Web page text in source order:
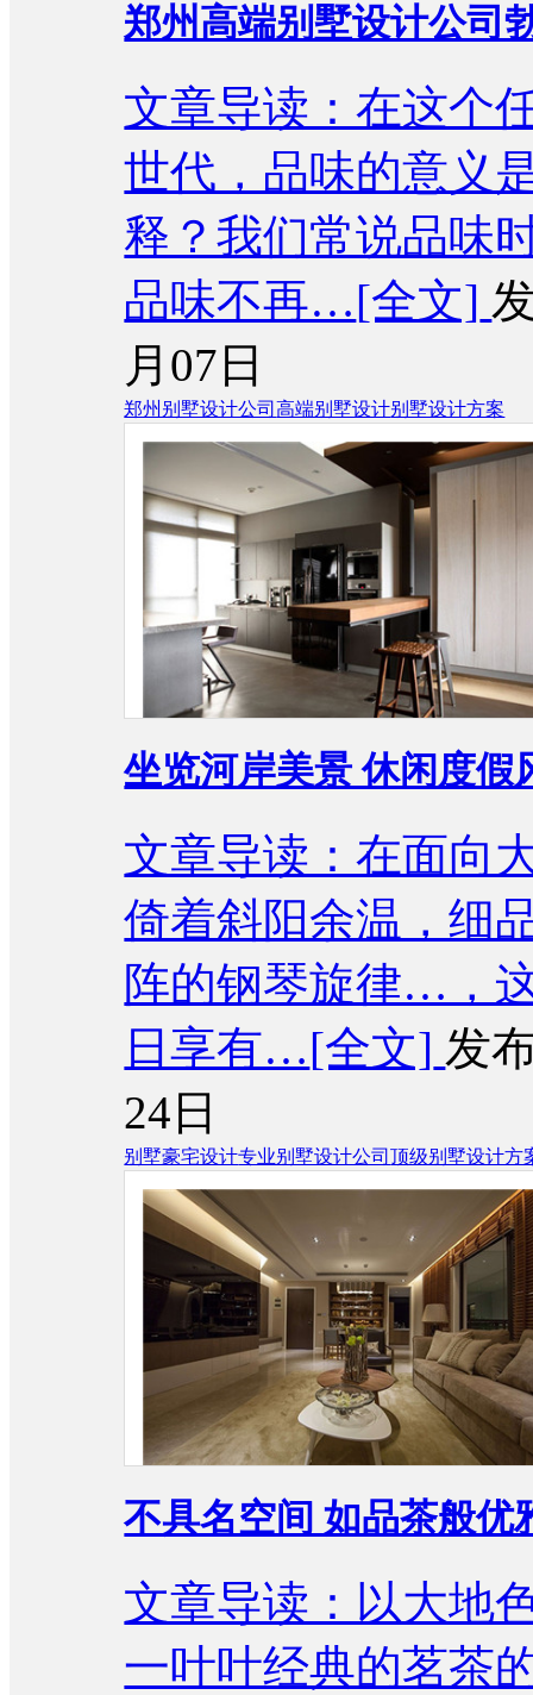
郑州高端别墅设计公司
文章导读：在这个
世代，品味的意义
释？我们常说品味
品味不再…[全文]
月07日
郑州别墅设计公司高端别墅设计别墅设计方案
坐览河岸美景 休闲度假
文章导读：在面向
倚着斜阳余温，细
阵的钢琴旋律…，
日享有…[全文] 发
24日
别墅豪宅设计专业别墅设计公司顶级别墅设计方
不具名空间 如品茶般优
文章导读：以大地
一叶叶经典的茗茶